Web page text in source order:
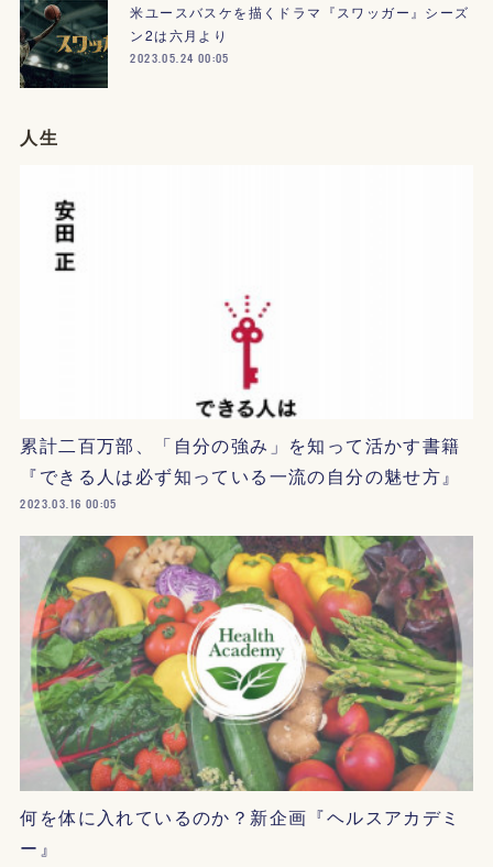
米ユースバスケを描くドラマ『スワッガー』シーズ
ン2は六月より
2023.05.24 00:05
人生
累計二百万部、「自分の強み」を知って活かす書籍
『できる人は必ず知っている一流の自分の魅せ方』
2023.03.16 00:05
何を体に入れているのか？新企画『ヘルスアカデミ
ー』